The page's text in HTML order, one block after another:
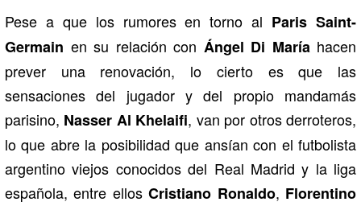
Pese a que los rumores en torno al Paris Saint-
Germain en su relación con Ángel Di María hacen
prever una renovación, lo cierto es que las
sensaciones del jugador y del propio mandamás
parisino, Nasser Al Khelaifi, van por otros derroteros,
lo que abre la posibilidad que ansían con el futbolista
argentino viejos conocidos del Real Madrid y la liga
española, entre ellosCristiano Ronaldo, Florentino